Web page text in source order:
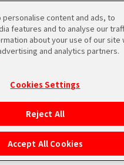
personalise content and ads, to
features and to analyse our
about your use of our site
and analytics partners.
Cookies Settings
Reject All
Accept All Cookies